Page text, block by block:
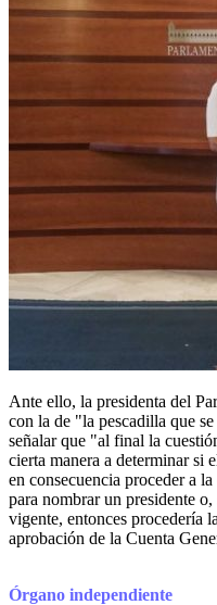
Ante ello, la presidenta del
con la de "la pescadilla que
señalar que "al final la
cierta manera a determinar si
en consecuencia proceder a
para nombrar un presidente
vigente, entonces procedería
aprobación de la Cuenta
Órgano independiente